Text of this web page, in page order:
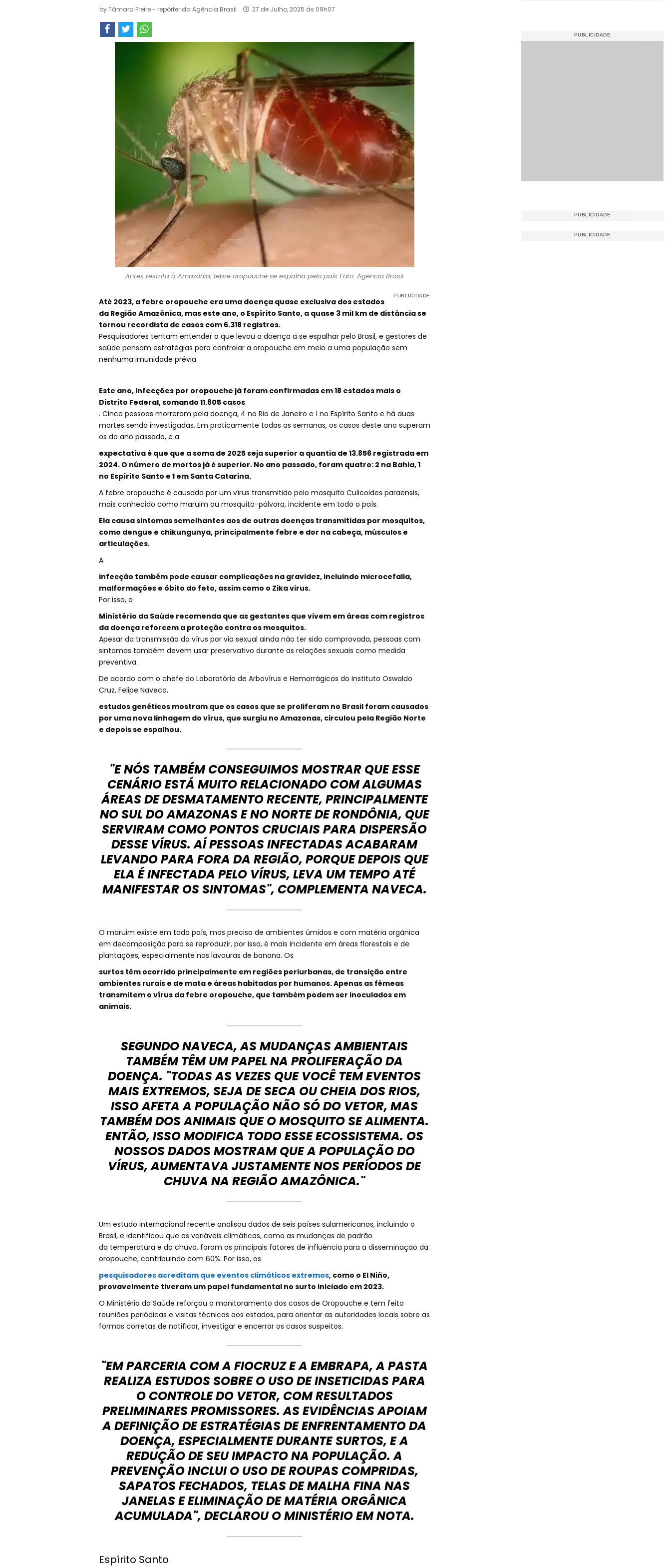
byTâmara Freire - repórter da Agência Brasil 27 de Julho, 2025 às 09h07
Antes restrita à Amazônia, febre oropouche se espalha pelo país Foto: Agência Brasil
Até 2023, a febre oropouche era uma doença quase exclusiva dos estados
da Região Amazônica, mas este ano, o Espírito Santo, a quase 3 mil km de distância se
tornou recordista de casos com 6.318 registros.
Pesquisadores tentam entender o que levou a doença a se espalhar pelo Brasil, e gestores de
saúde pensam estratégias para controlar a oropouche em meio a uma população sem
nenhuma imunidade prévia.
Este ano, infecções por oropouche já foram confirmadas em 18 estados mais o
Distrito Federal, somando 11.805 casos
. Cinco pessoas morreram pela doença, 4 no Rio de Janeiro e 1 no Espírito Santo e há duas
mortes sendo investigadas. Em praticamente todas as semanas, os casos deste ano superam
os do ano passado, e a
expectativa é que que a soma de 2025 seja superior a quantia de 13.856 registrada em
2024. O número de mortos já é superior. No ano passado, foram quatro: 2 na Bahia, 1
no Espírito Santo e 1 em Santa Catarina.
A febre oropouche é causada por um vírus transmitido pelo mosquito Culicoides paraensis,
mais conhecido como maruim ou mosquito-pólvora, incidente em todo o país.
Ela causa sintomas semelhantes aos de outras doenças transmitidas por mosquitos,
como dengue e chikungunya, principalmente febre e dor na cabeça, músculos e
articulações.
A
infecção também pode causar complicações na gravidez, incluindo microcefalia,
malformações e óbito do feto, assim como o Zika virus.
Por isso, o
Ministério da Saúde recomenda que as gestantes que vivem em áreas com registros
da doença reforcem a proteção contra os mosquitos.
Apesar da transmissão do vírus por via sexual ainda não ter sido comprovada, pessoas com
sintomas também devem usar preservativo durante as relações sexuais como medida
preventiva.
De acordo com o chefe do Laboratório de Arbovírus e Hemorrágicos do Instituto Oswaldo
Cruz, Felipe Naveca,
estudos genéticos mostram que os casos que se proliferam no Brasil foram causados
por uma nova linhagem do vírus, que surgiu no Amazonas, circulou pela Região Norte
e depois se espalhou.
"E NÓS TAMBÉM CONSEGUIMOS MOSTRAR QUE ESSE
CENÁRIO ESTÁ MUITO RELACIONADO COM ALGUMAS
ÁREAS DE DESMATAMENTO RECENTE, PRINCIPALMENTE
NO SUL DO AMAZONAS E NO NORTE DE RONDÔNIA, QUE
SERVIRAM COMO PONTOS CRUCIAIS PARA DISPERSÃO
DESSE VÍRUS. AÍ PESSOAS INFECTADAS ACABARAM
LEVANDO PARA FORA DA REGIÃO, PORQUE DEPOIS QUE
ELA É INFECTADA PELO VÍRUS, LEVA UM TEMPO ATÉ
MANIFESTAR OS SINTOMAS", COMPLEMENTA NAVECA.
O maruim existe em todo país, mas precisa de ambientes úmidos e com matéria orgânica
em decomposição para se reproduzir, por isso, é mais incidente em áreas florestais e de
plantações, especialmente nas lavouras de banana. Os
surtos têm ocorrido principalmente em regiões periurbanas, de transição entre
ambientes rurais e de mata e áreas habitadas por humanos. Apenas as fêmeas
transmitem o vírus da febre oropouche, que também podem ser inoculados em
animais.
SEGUNDO NAVECA, AS MUDANÇAS AMBIENTAIS
TAMBÉM TÊM UM PAPEL NA PROLIFERAÇÃO DA
DOENÇA. "TODAS AS VEZES QUE VOCÊ TEM EVENTOS
MAIS EXTREMOS, SEJA DE SECA OU CHEIA DOS RIOS,
ISSO AFETA A POPULAÇÃO NÃO SÓ DO VETOR, MAS
TAMBÉM DOS ANIMAIS QUE O MOSQUITO SE ALIMENTA.
ENTÃO, ISSO MODIFICA TODO ESSE ECOSSISTEMA. OS
NOSSOS DADOS MOSTRAM QUE A POPULAÇÃO DO
VÍRUS, AUMENTAVA JUSTAMENTE NOS PERÍODOS DE
CHUVA NA REGIÃO AMAZÔNICA."
Um estudo internacional recente analisou dados de seis países sulamericanos, incluindo o
Brasil, e identificou que as variáveis climáticas, como as mudanças de padrão
da temperatura e da chuva, foram os principais fatores de influência para a disseminação da
oropouche, contribuindo com 60%. Por isso, os
pesquisadores acreditam que eventos climáticos extremos, como o El Niño,
provavelmente tiveram um papel fundamental no surto iniciado em 2023.
O Ministério da Saúde reforçou o monitoramento dos casos de Oropouche e tem feito
reuniões periódicas e visitas técnicas aos estados, para orientar as autoridades locais sobre as
formas corretas de notificar, investigar e encerrar os casos suspeitos.
"EM PARCERIA COM A FIOCRUZ E A EMBRAPA, A PASTA
REALIZA ESTUDOS SOBRE O USO DE INSETICIDAS PARA
O CONTROLE DO VETOR, COM RESULTADOS
PRELIMINARES PROMISSORES. AS EVIDÊNCIAS APOIAM
A DEFINIÇÃO DE ESTRATÉGIAS DE ENFRENTAMENTO DA
DOENÇA, ESPECIALMENTE DURANTE SURTOS, E A
REDUÇÃO DE SEU IMPACTO NA POPULAÇÃO. A
PREVENÇÃO INCLUI O USO DE ROUPAS COMPRIDAS,
SAPATOS FECHADOS, TELAS DE MALHA FINA NAS
JANELAS E ELIMINAÇÃO DE MATÉRIA ORGÂNICA
ACUMULADA", DECLAROU O MINISTÉRIO EM NOTA.
Espírito Santo